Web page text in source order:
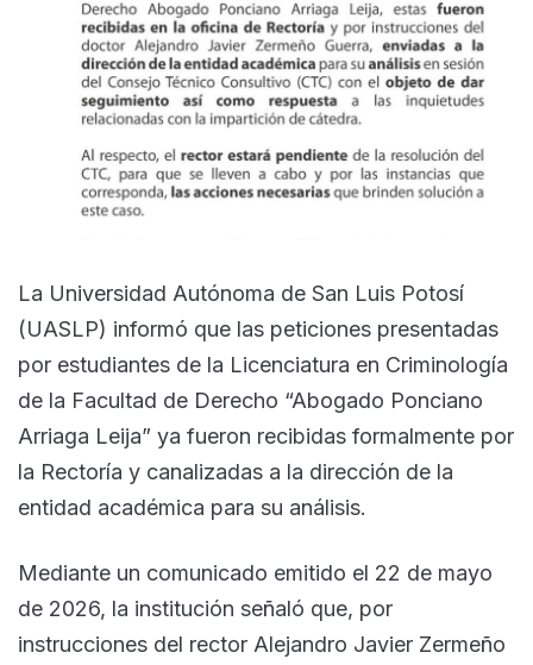
La Universidad Autónoma de San Luis Potosí
(UASLP) informó que las peticiones presentadas
por estudiantes de la Licenciatura en Criminología
de la Facultad de Derecho “Abogado Ponciano
Arriaga Leija” ya fueron recibidas formalmente por
la Rectoría y canalizadas a la dirección de la
entidad académica para su análisis.
Mediante un comunicado emitido el 22 de mayo
de 2026, la institución señaló que, por
instrucciones del rector Alejandro Javier Zermeño